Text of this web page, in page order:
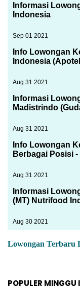
Informasi
Indonesia
Sep 01 2021
Info Lowongan
Indonesia
Aug 31 2021
Informasi
Madistrindo
Aug 31 2021
Info Lowongan
Berbagai Posisi
Aug 31 2021
Informasi
(MT) Nutrifood
Aug 30 2021
Lowongan Terbaru
POPULER MINGGU